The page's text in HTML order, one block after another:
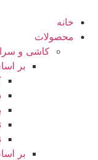
خانه
محصولات
کاشی و
بر
بر